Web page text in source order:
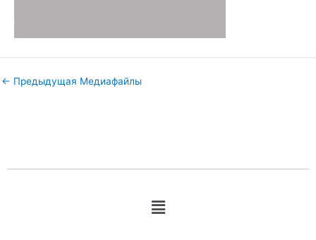
← Предыдущая Медиафайлы
Меню